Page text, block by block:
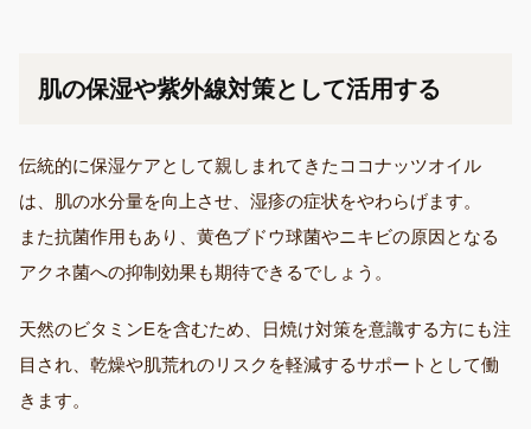
肌の保湿や紫外線対策として活用する
伝統的に保湿ケアとして親しまれてきたココナッツオイル
は、肌の水分量を向上させ、湿疹の症状をやわらげます。
また抗菌作用もあり、黄色ブドウ球菌やニキビの原因となる
アクネ菌への抑制効果も期待できるでしょう。
天然のビタミンEを含むため、日焼け対策を意識する方にも注
目され、乾燥や肌荒れのリスクを軽減するサポートとして働
きます。